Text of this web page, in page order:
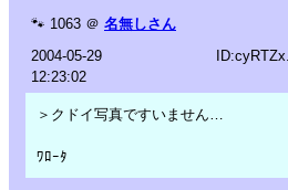
🐾 1063 ＠ 名無しさん
2004-05-29
12:23:02
＞クドイ写真ですいません…
ﾜﾛｰﾀ